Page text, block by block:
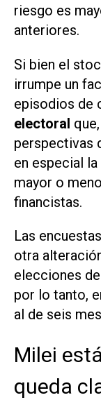
riesgo es
anteriores.
Si bien el
irrumpe un
episodios de
electoral
perspectivas
en especial
mayor o
financistas.
Las
otra
elecciones
por lo tanto,
al de seis
Milei
queda